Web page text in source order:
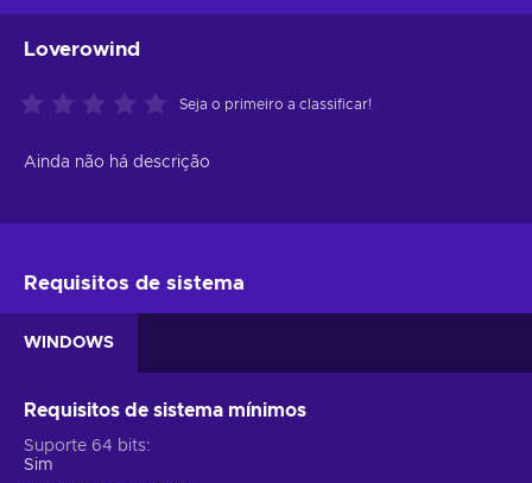
Loverowind
Seja o primeiro a classificar!
Ainda não há descrição
Requisitos de sistema
WINDOWS
Requisitos de sistema mínimos
Suporte 64 bits
Sim